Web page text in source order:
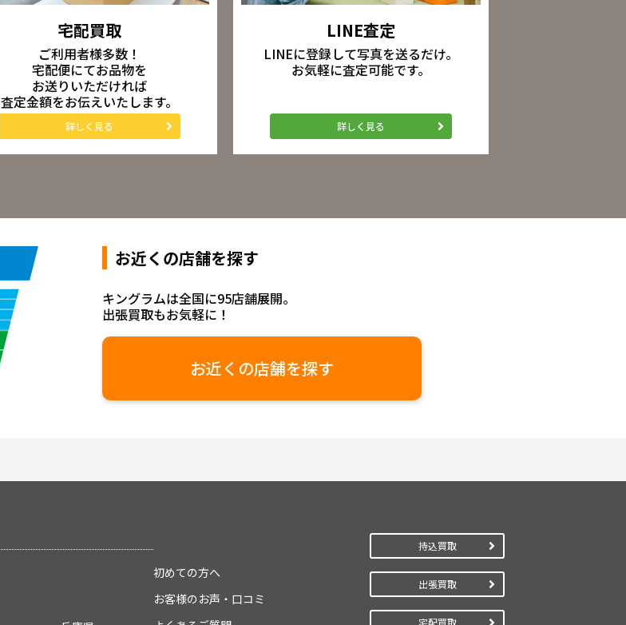
宅配買取
ご利用者様多数！
宅配便にてお品物を
お送りいただければ
査定金額をお伝えいたします。
詳しく見る
LINE査定
LINEに登録して写真を送るだけ。
お気軽に査定可能です。
詳しく見る
お近くの店舗を探す
キングラムは全国に95店舗展開。
出張買取もお気軽に！
お近くの店舗を探す
初めての方へ
お客様のお声・口コミ
持込買取
出張買取
宅配買取